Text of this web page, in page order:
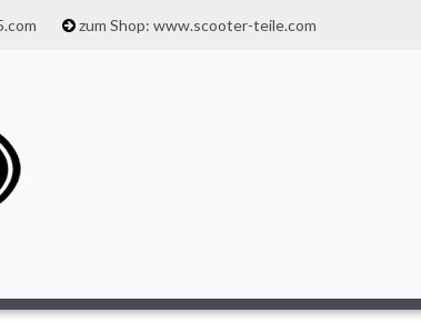
zum Shop: www.scooter-teile.com